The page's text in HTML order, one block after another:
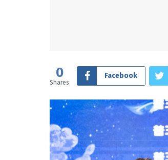
0
Shares
Facebook